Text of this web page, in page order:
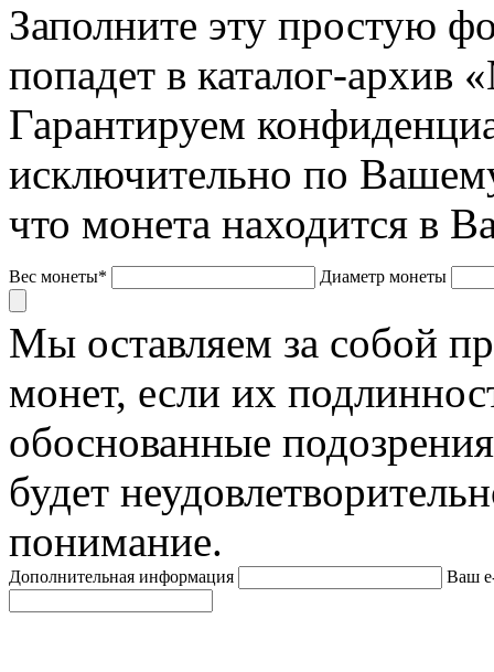
Заполните эту простую
попадет в каталог-архив
Гарантируем
исключительно по
что монета находится в
Вес монеты* Диаметр монеты
Мы оставляем за собой
монет, если их
обоснованные
будет
понимание.
Дополнительная информация Ваш